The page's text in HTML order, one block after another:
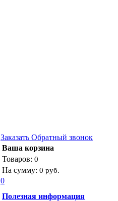
Заказать Обратный звонок
Ваша корзина
Товаров: 0
На сумму: 0 руб.
0
Полезная информация